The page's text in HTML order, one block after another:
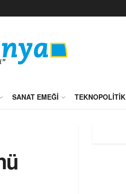
SANAT EMEĞI TEKNOPOLITIK